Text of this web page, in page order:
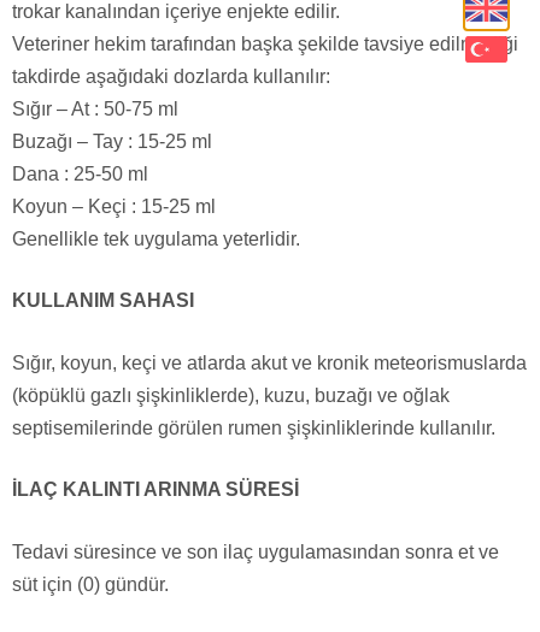
trokar kanalından içeriye enjekte edilir.
Veteriner hekim tarafından başka şekilde tavsiye edilmediği
takdirde aşağıdaki dozlarda kullanılır:
Sığır – At : 50-75 ml
Buzağı – Tay : 15-25 ml
Dana : 25-50 ml
Koyun – Keçi : 15-25 ml
Genellikle tek uygulama yeterlidir.
KULLANIM SAHASI
Sığır, koyun, keçi ve atlarda akut ve kronik meteorismuslarda
(köpüklü gazlı şişkinliklerde), kuzu, buzağı ve oğlak
septisemilerinde görülen rumen şişkinliklerinde kullanılır.
İLAÇ KALINTI ARINMA SÜRESİ
Tedavi süresince ve son ilaç uygulamasından sonra et ve
süt için (0) gündür.